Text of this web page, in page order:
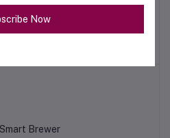
Miachael Angelo
Brewer
Now